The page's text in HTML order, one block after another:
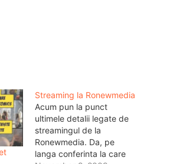
Streaming la Ronewmedia
Acum pun la punct
ultimele detalii legate de
streamingul de la
Ronewmedia. Da, pe
langa conferinta la care